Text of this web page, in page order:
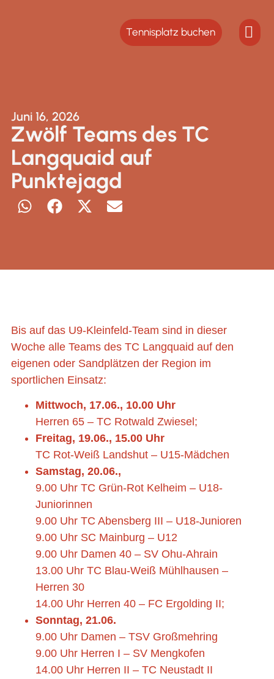
Tennisplatz buchen
Juni 16, 2026
Zwölf Teams des TC
Langquaid auf
Punktejagd
Bis auf das U9-Kleinfeld-Team sind in dieser
Woche alle Teams des TC Langquaid auf den
eigenen oder Sandplätzen der Region im
sportlichen Einsatz:
Mittwoch, 17.06., 10.00 Uhr
Herren 65 – TC Rotwald Zwiesel;
Freitag, 19.06., 15.00 Uhr
TC Rot-Weiß Landshut – U15-Mädchen
Samstag, 20.06.,
9.00 Uhr TC Grün-Rot Kelheim – U18-
Juniorinnen
9.00 Uhr TC Abensberg III – U18-Junioren
9.00 Uhr SC Mainburg – U12
9.00 Uhr Damen 40 – SV Ohu-Ahrain
13.00 Uhr TC Blau-Weiß Mühlhausen –
Herren 30
14.00 Uhr Herren 40 – FC Ergolding II;
Sonntag, 21.06.
9.00 Uhr Damen – TSV Großmehring
9.00 Uhr Herren I – SV Mengkofen
14.00 Uhr Herren II – TC Neustadt II